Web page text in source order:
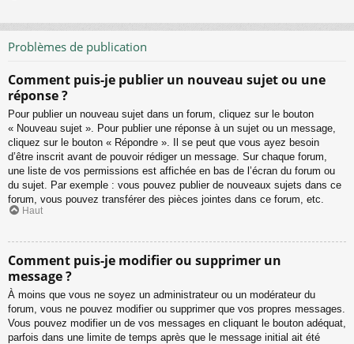
Problèmes de publication
Comment puis-je publier un nouveau sujet ou une
réponse ?
Pour publier un nouveau sujet dans un forum, cliquez sur le bouton
« Nouveau sujet ». Pour publier une réponse à un sujet ou un message,
cliquez sur le bouton « Répondre ». Il se peut que vous ayez besoin
d’être inscrit avant de pouvoir rédiger un message. Sur chaque forum,
une liste de vos permissions est affichée en bas de l’écran du forum ou
du sujet. Par exemple : vous pouvez publier de nouveaux sujets dans ce
forum, vous pouvez transférer des pièces jointes dans ce forum, etc.
Haut
Comment puis-je modifier ou supprimer un
message ?
À moins que vous ne soyez un administrateur ou un modérateur du
forum, vous ne pouvez modifier ou supprimer que vos propres messages.
Vous pouvez modifier un de vos messages en cliquant le bouton adéquat,
parfois dans une limite de temps après que le message initial ait été